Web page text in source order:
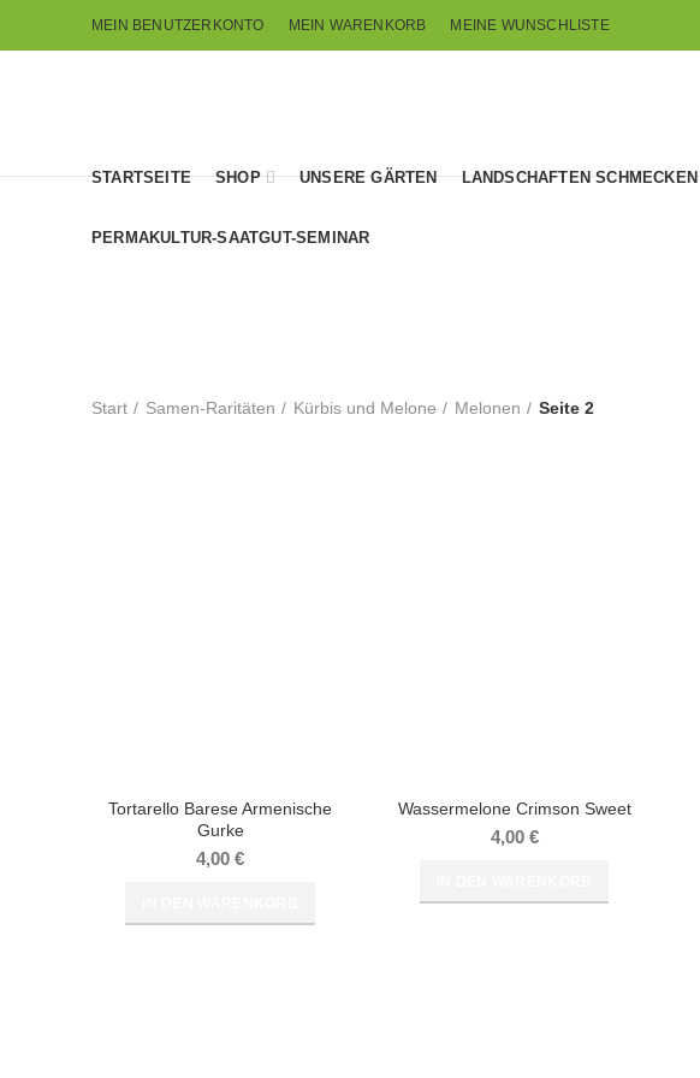
MEIN BENUTZERKONTO MEIN WARENKORB MEINE WUNSCHLISTE
STARTSEITE SHOP UNSERE GÄRTEN LANDSCHAFTEN SCHMECKEN
PERMAKULTUR-SAATGUT-SEMINAR
Start Samen-Raritäten Kürbis und Melone Melonen Seite 2
Tortarello Barese Armenische
Gurke
4,00€
Wassermelone Crimson Sweet
4,00 €